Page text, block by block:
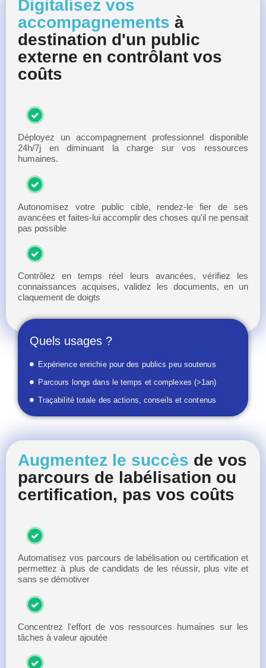
Digitalisez vos
accompagnements à
destination d'un public
externe en contrôlant vos
coûts
Déployez un accompagnement professionnel disponible
24h/7j en diminuant la charge sur vos ressources
humaines.
Autonomisez votre public cible, rendez-le fier de ses
avancées et faites-lui accomplir des choses qu'il ne pensait
pas possible
Contrôlez en temps réel leurs avancées, vérifiez les
connaissances acquises, validez les documents, en un
claquement de doigts
Quels usages ?
Expérience enrichie pour des publics peu soutenus
Parcours longs dans le temps et complexes (>1an)
Traçabilité totale des actions, conseils et contenus
Augmentez le succès de vos
parcours de labélisation ou
certification, pas vos coûts
Automatisez vos parcours de labélisation ou certification et
permettez à plus de candidats de les réussir, plus vite et
sans se démotiver
Concentrez l'effort de vos ressources humaines sur les
tâches à valeur ajoutée